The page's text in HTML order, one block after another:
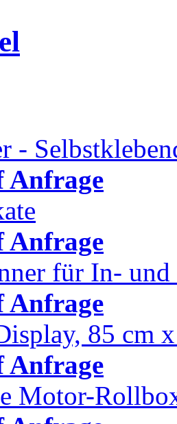
-
Anfrage
Anfrage
für In-
Anfrage
85 cm
Anfrage
Motor-